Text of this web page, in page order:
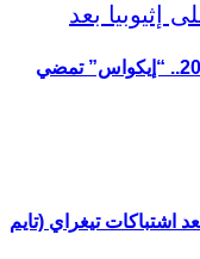
اشتباكات تيغراي (تايم
إطلاق العملة الموحدة “إيكو” في 2027.. “إيكواس” تمضي